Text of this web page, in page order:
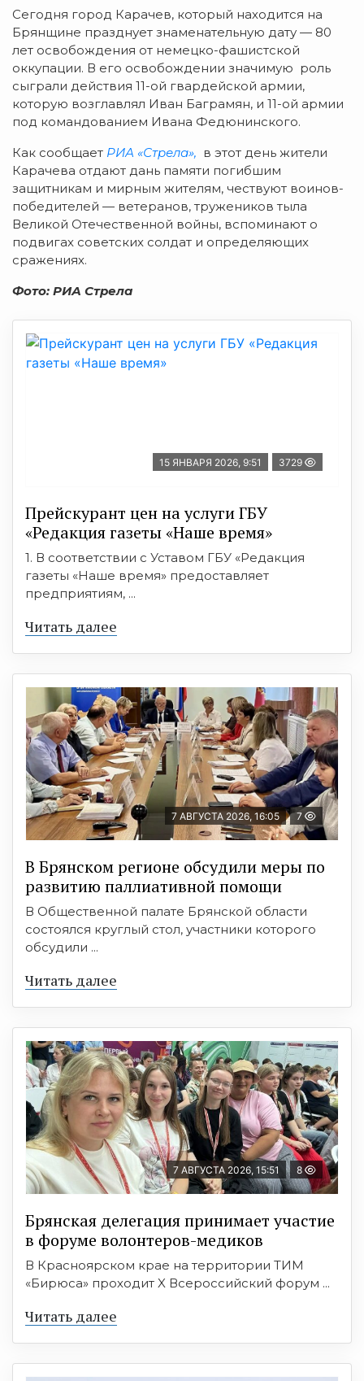
Сегодня город Карачев, который находится на
Брянщине празднует знаменательную дату — 80
лет освобождения от немецко-фашистской
оккупации. В его освобождении значимую роль
сыграли действия 11-ой гвардейской армии,
которую возглавлял Иван Баграмян, и 11-ой армии
под командованием Ивана Федюнинского.
Как сообщает РИА «Стрела», в этот день жители
Карачева отдают дань памяти погибшим
защитникам и мирным жителям, чествуют воинов-
победителей — ветеранов, тружеников тыла
Великой Отечественной войны, вспоминают о
подвигах советских солдат и определяющих
сражениях.
Фото: РИА Стрела
15 ЯНВАРЯ 2026, 9:51 3729
Прейскурант цен на услуги ГБУ
«Редакция газеты «Наше время»
1. В соответствии с Уставом ГБУ «Редакция
газеты «Наше время» предоставляет
предприятиям, ...
Читать далее
7 АВГУСТА 2026, 16:05 7
В Брянском регионе обсудили меры по
развитию паллиативной помощи
В Общественной палате Брянской области
состоялся круглый стол, участники которого
обсудили ...
Читать далее
7 АВГУСТА 2026, 15:51 8
Брянская делегация принимает участие
в форуме волонтеров-медиков
В Красноярском крае на территории ТИМ
«Бирюса» проходит X Всероссийский форум ...
Читать далее